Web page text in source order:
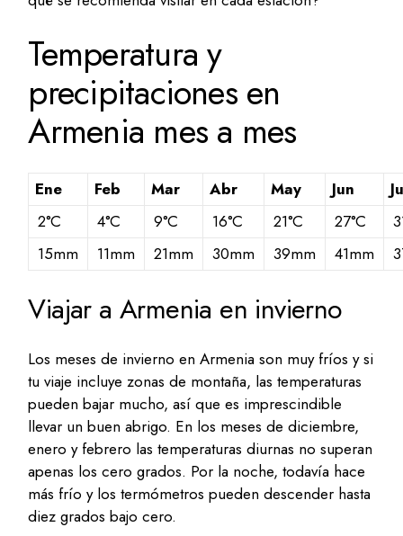
Temperatura y
precipitaciones en
Armenia mes a mes
Ene Feb Mar Abr May Jun
2°C 4°C 9°C 16°C 21°C 27°C
15mm 11mm 21mm 30mm 39mm 41mm
Viajar a Armenia en invierno
Los meses de invierno en Armenia son muy fríos y si
tu viaje incluye zonas de montaña, las temperaturas
pueden bajar mucho, así que es imprescindible
llevar un buen abrigo. En los meses de diciembre,
enero y febrero las temperaturas diurnas no superan
apenas los cero grados. Por la noche, todavía hace
más frío y los termómetros pueden descender hasta
diez grados bajo cero.